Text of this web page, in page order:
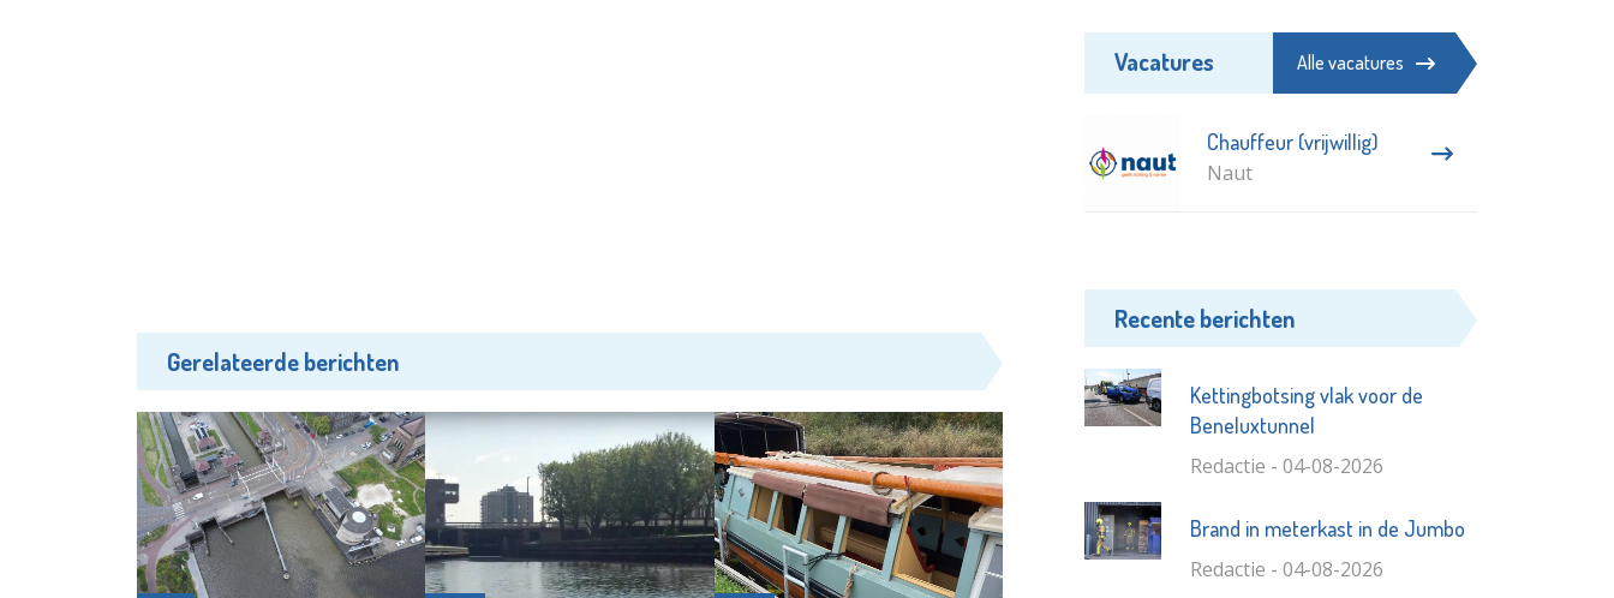
Gerelateerde berichten
Vacatures Alle vacatures
Chauffeur (vrijwillig)
Naut
Recente berichten
Kettingbotsing vlak voor de
Beneluxtunnel
Redactie - 04-08-2026
Brand in meterkast in de Jumbo
Redactie - 04-08-2026